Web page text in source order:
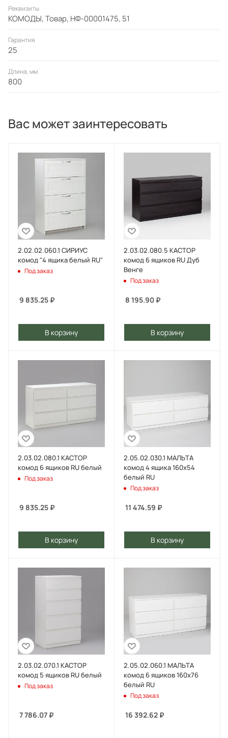
Покупателем дополнительно в зависимости от
материала стены. Гарантийный срок для жилых и
общественных помещений 24 месяца.
Реквизиты
КОМОДЫ, Товар, НФ-00001475, 51
Гарантия
25
Длина, мм
800
Вас может заинтересовать
2.02.02.060.1 СИРИУС
комод "4 ящика белый RU"
Под заказ
9 835.25 ₽
В корзину
2.03.02.080.5 КАСТОР
комод 6 ящиков RU Дуб
Венге
Под заказ
8 195.90 ₽
В корзину
2.03.02.080.1 КАСТОР
комод 6 ящиков RU белый
Под заказ
9 835.25 ₽
В корзину
2.05.02.030.1 МАЛЬТА
комод 4 ящика 160х54
белый RU
Под заказ
11 474.59 ₽
В корзину
2.03.02.070.1 КАСТОР
комод 5 ящиков RU белый
Под заказ
7 786.07 ₽
2.05.02.060.1 МАЛЬТА
комод 6 ящиков 160х76
белый RU
Под заказ
16 392.62 ₽